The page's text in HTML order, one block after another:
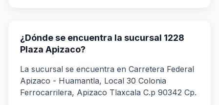
¿Dónde se encuentra la sucursal 1228
Plaza Apizaco?
La sucursal se encuentra en Carretera Federal
Apizaco - Huamantla, Local 30 Colonia
Ferrocarrilera, Apizaco Tlaxcala C.p 90342 Cp.